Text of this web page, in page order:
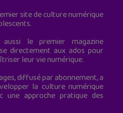
site de culture numérique
aussi le premier magazine
directement aux ados pour
leur vie numérique.
diffusé par abonnement, a
la culture numérique
une approche pratique des